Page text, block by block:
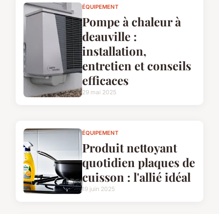
ÉQUIPEMENT
Pompe à chaleur à
deauville :
installation,
entretien et conseils
efficaces
29 mai 2025
ÉQUIPEMENT
Produit nettoyant
quotidien plaques de
cuisson : l'allié idéal
19 juin 2025